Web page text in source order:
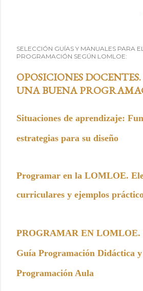
SELECCIÓN GUÍAS Y MANUALES PARA
PROGRAMACIÓN SEGÚN LOMLOE:
OPOSICIONES
UNA BUENA
Situaciones de aprendizaje:
estrategias para su diseño
Programar en la LOMLOE.
curriculares y ejemplos
PROGRAMAR EN LOMLOE.
Guía Programación Didáctica
Programación Aula